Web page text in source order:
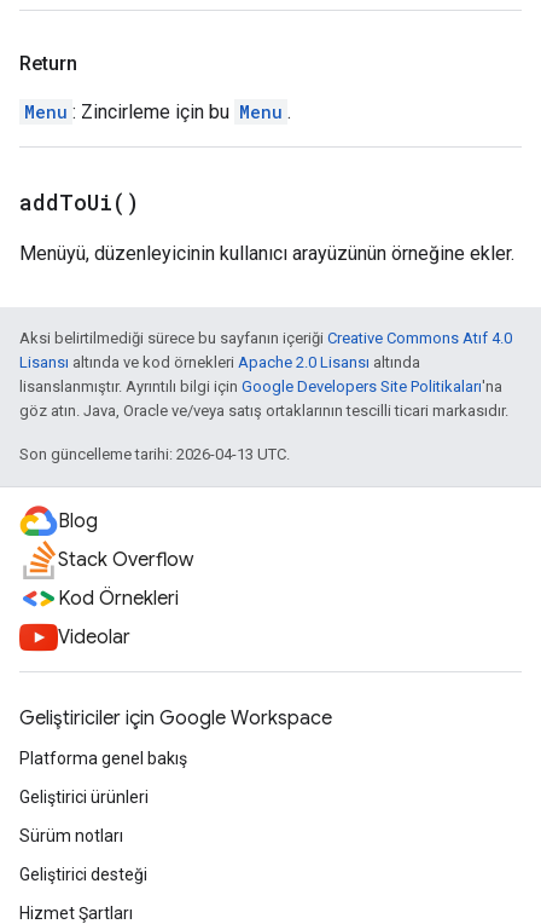
Return
Menu : Zincirleme için bu Menu .
addToUi( )
Menüyü, düzenleyicinin kullanıcı arayüzünün örneğine ekler.
Aksi belirtilmediği sürece bu sayfanın içeriği Creative Commons Atıf 4.0
Lisansı altında ve kod örnekleri Apache 2.0 Lisansı altında
lisanslanmıştır. Ayrıntılı bilgi için Google Developers Site Politikaları'na
göz atın. Java, Oracle ve/veya satış ortaklarının tescilli ticari markasıdır.
Son güncelleme tarihi: 2026-04-13 UTC.
Blog
Stack Overflow
Kod Örnekleri
Videolar
Geliştiriciler için Google Workspace
Platforma genel bakış
Geliştirici ürünleri
Sürüm notları
Geliştirici desteği
Hizmet Şartları